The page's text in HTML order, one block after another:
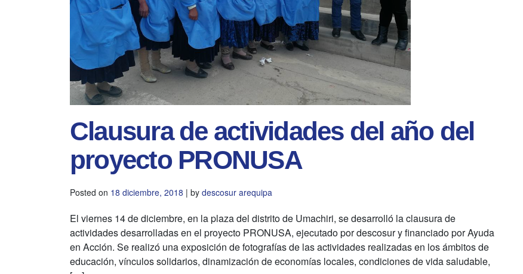
Clausura de actividades del año del
proyecto PRONUSA
Posted on 18 diciembre, 2018 | by descosur arequipa
El viernes 14 de diciembre, en la plaza del distrito de Umachiri, se desarrolló la clausura de
actividades desarrolladas en el proyecto PRONUSA, ejecutado por descosur y financiado por Ayuda
en Acción. Se realizó una exposición de fotografías de las actividades realizadas en los ámbitos de
educación, vínculos solidarios, dinamización de economías locales, condiciones de vida saludable,